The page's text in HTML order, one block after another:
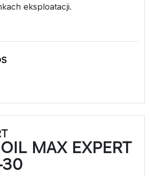
eksploatacji.
MAX EXPERT